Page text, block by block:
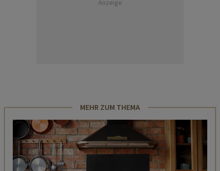
Anzeige
MEHR ZUM THEMA